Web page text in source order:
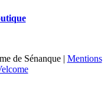
de Sénanque | Mentions